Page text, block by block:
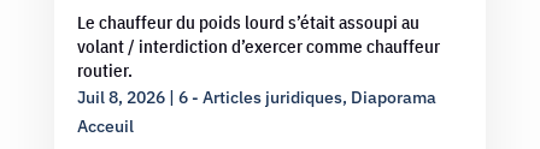
Le chauffeur du poids lourd s’était assoupi au
volant / interdiction d’exercer comme chauffeur
routier.
Juil 8, 2026| 6 - Articles juridiques, Diaporama
Acceuil